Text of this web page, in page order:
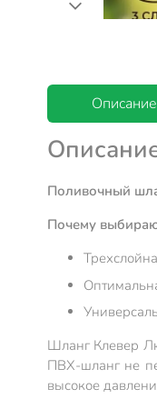
Поливочный
Почему
Шланг Клевер
ПВХ-шланг не
высокое